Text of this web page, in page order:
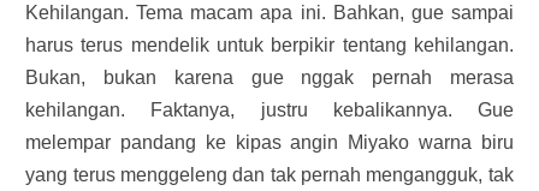
Kehilangan. Tema macam apa ini. Bahkan, gue sampai
harus terus mendelik untuk berpikir tentang kehilangan.
Bukan, bukan karena gue nggak pernah merasa
kehilangan. Faktanya, justru kebalikannya. Gue
melempar pandang ke kipas angin Miyako warna biru
yang terus menggeleng dan tak pernah mengangguk, tak